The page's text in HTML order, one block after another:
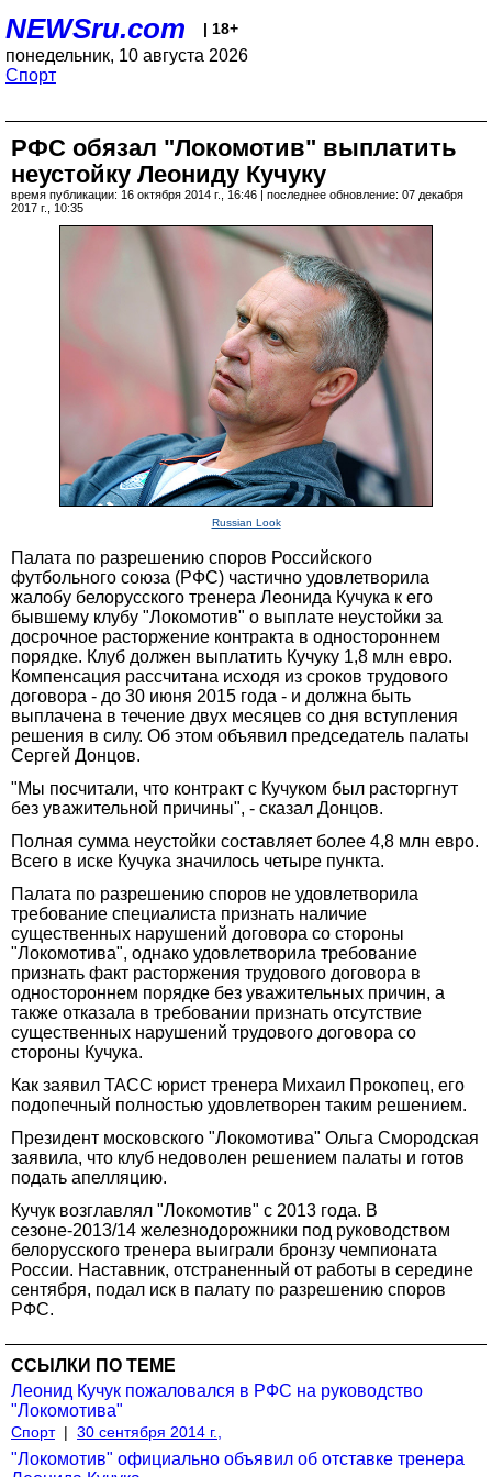
NEWSru.com | 18+
понедельник, 10 августа 2026
Спорт
РФС обязал "Локомотив" выплатить
неустойку Леониду Кучуку
время публикации: 16 октября 2014 г., 16:46 | последнее обновление: 07 декабря
2017 г., 10:35
Russian Look
Палата по разрешению споров Российского
футбольного союза (РФС) частично удовлетворила
жалобу белорусского тренера Леонида Кучука к его
бывшему клубу "Локомотив" о выплате неустойки за
досрочное расторжение контракта в одностороннем
порядке. Клуб должен выплатить Кучуку 1,8 млн евро.
Компенсация рассчитана исходя из сроков трудового
договора - до 30 июня 2015 года - и должна быть
выплачена в течение двух месяцев со дня вступления
решения в силу. Об этом объявил председатель палаты
Сергей Донцов.
"Мы посчитали, что контракт с Кучуком был расторгнут
без уважительной причины", - сказал Донцов.
Полная сумма неустойки составляет более 4,8 млн евро.
Всего в иске Кучука значилось четыре пункта.
Палата по разрешению споров не удовлетворила
требование специалиста признать наличие
существенных нарушений договора со стороны
"Локомотива", однако удовлетворила требование
признать факт расторжения трудового договора в
одностороннем порядке без уважительных причин, а
также отказала в требовании признать отсутствие
существенных нарушений трудового договора со
стороны Кучука.
Как заявил ТАСС юрист тренера Михаил Прокопец, его
подопечный полностью удовлетворен таким решением.
Президент московского "Локомотива" Ольга Смородская
заявила, что клуб недоволен решением палаты и готов
подать апелляцию.
Кучук возглавлял "Локомотив" с 2013 года. В
сезоне-2013/14 железнодорожники под руководством
белорусского тренера выиграли бронзу чемпионата
России. Наставник, отстраненный от работы в середине
сентября, подал иск в палату по разрешению споров
РФС.
ССЫЛКИ ПО ТЕМЕ
Леонид Кучук пожаловался в РФС на руководство
"Локомотива"
Спорт | 30 сентября 2014 г.,
"Локомотив" официально объявил об отставке тренера